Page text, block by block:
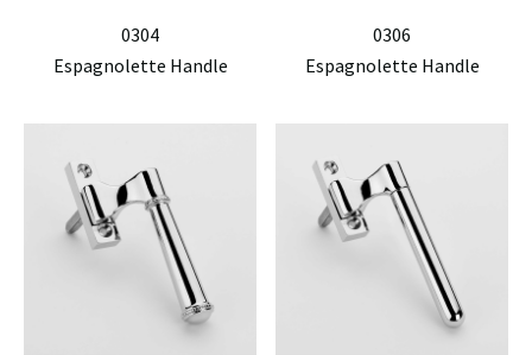
0304
Espagnolette Handle
0306
Espagnolette Handle